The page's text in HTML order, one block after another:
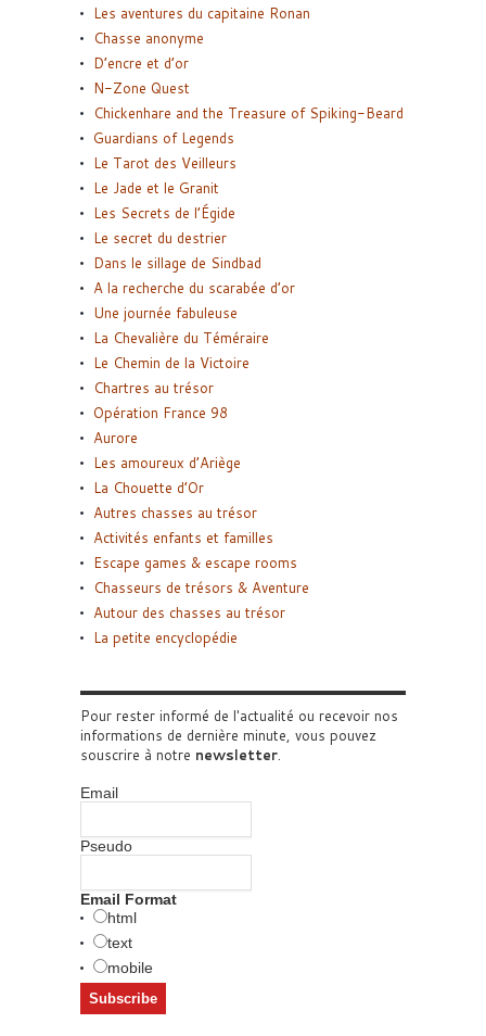
Les aventures du capitaine Ronan
Chasse anonyme
D’encre et d’or
N-Zone Quest
Chickenhare and the Treasure of Spiking-Beard
Guardians of Legends
Le Tarot des Veilleurs
Le Jade et le Granit
Les Secrets de l’Égide
Le secret du destrier
Dans le sillage de Sindbad
A la recherche du scarabée d’or
Une journée fabuleuse
La Chevalière du Téméraire
Le Chemin de la Victoire
Chartres au trésor
Opération France 98
Aurore
Les amoureux d’Ariège
La Chouette d’Or
Autres chasses au trésor
Activités enfants et familles
Escape games & escape rooms
Chasseurs de trésors & Aventure
Autour des chasses au trésor
La petite encyclopédie
Pour rester informé de l'actualité ou recevoir nos
informations de dernière minute, vous pouvez
souscrire à notre newsletter
Email
Pseudo
Email Format
html
text
mobile